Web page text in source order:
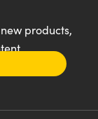
products,